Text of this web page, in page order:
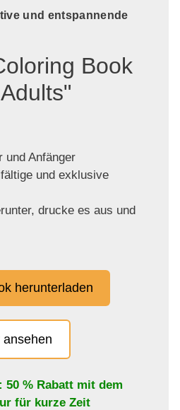
und entspannende
Book
und Anfänger
und exklusive
drucke es aus und
herunterladen
50 % Rabatt mit dem
für kurze Zeit